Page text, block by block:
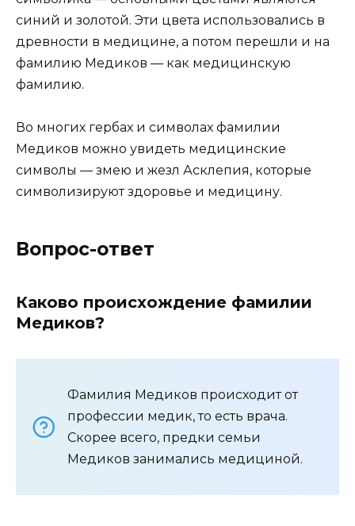
синий и золотой. Эти цвета использовались в
древности в медицине, а потом перешли и на
фамилию Медиков — как медицинскую
фамилию.
Во многих гербах и символах фамилии
Медиков можно увидеть медицинские
символы — змею и жезл Асклепия, которые
символизируют здоровье и медицину.
Вопрос-ответ
Каково происхождение фамилии
Медиков?
Фамилия Медиков происходит от
профессии медик, то есть врача.
Скорее всего, предки семьи
Медиков занимались медициной.